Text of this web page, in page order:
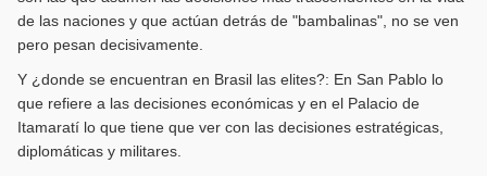
de las naciones y que actúan detrás de "bambalinas", no se ven
pero pesan decisivamente.
Y ¿donde se encuentran en Brasil las elites?: En San Pablo lo
que refiere a las decisiones económicas y en el Palacio de
Itamaratí lo que tiene que ver con las decisiones estratégicas,
diplomáticas y militares.